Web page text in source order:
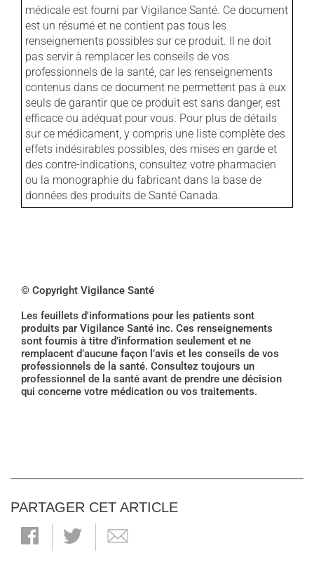
médicale est fourni par Vigilance Santé. Ce document
est un résumé et ne contient pas tous les
renseignements possibles sur ce produit. Il ne doit
pas servir à remplacer les conseils de vos
professionnels de la santé, car les renseignements
contenus dans ce document ne permettent pas à eux
seuls de garantir que ce produit est sans danger, est
efficace ou adéquat pour vous. Pour plus de détails
sur ce médicament, y compris une liste complète des
effets indésirables possibles, des mises en garde et
des contre-indications, consultez votre pharmacien
ou la monographie du fabricant dans la base de
données des produits de Santé Canada.
© Copyright Vigilance Santé
Les feuillets d'informations pour les patients sont
produits par Vigilance Santé inc. Ces renseignements
sont fournis à titre d’information seulement et ne
remplacent d’aucune façon l’avis et les conseils de vos
professionnels de la santé. Consultez toujours un
professionnel de la santé avant de prendre une décision
qui concerne votre médication ou vos traitements.
PARTAGER CET ARTICLE